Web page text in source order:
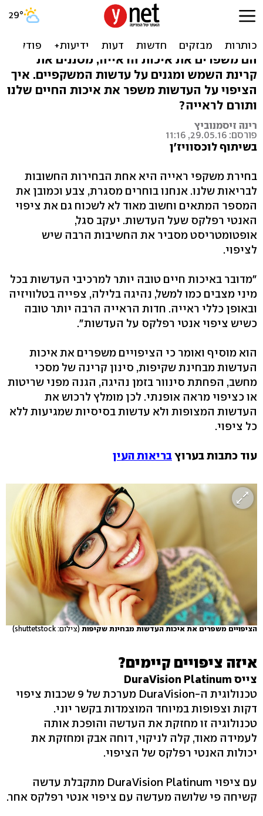
גם במשקפי ראייה: החשיבות
של ציפוי עדשות
הם משפרים את איכות הראייה, מסננים את
קרינת השמש ומגנים על עדשות המשקפיים. איך
הציפוי על העדשות משפר את איכות החיים שלנו
ותורם לראייה?
רינה זיסמנוביץ
פורסם: 29.05.16, 11:16
בשיתוף לוכסוויז'ן
בחירת משקפי ראייה היא אחת הבחירות החשובות
לבריאות שלנו. אנחנו בוחרים מסגרת, צבע וכמובן את
המספר המתאים וחשוב מאוד לא לשכוח גם את ציפוי
האנטי רפלקס שעל העדשות. יעקב סגל,
אופטומטריסט מסביר את החשיבות הרבה שיש
לציפוי.
"מדובר באיכות חיים טובה יותר למרכיבי העדשות בכל
מיני מצבים כמו למשל, נהיגה בלילה, צפייה בטלוויזיה
ובאופן כללי ראייה. חדות הראייה הרבה יותר טובה
כשיש ציפוי אנטי רפלקס על העדשות".
הוא מוסיף ואומר כי הציפויים משפרים את איכות
העדשות מבחינת שקיפות, סינון קרינה של מסכי
מחשב, הפחתת סינוור בזמן נהיגה, הגנה מפני שריטות
או כציפוי מראה אופנתי. לכן מומלץ לרכוש את
העדשות המצופות ולא עדשות בסיסיות שמגיעות ללא
כל ציפוי.
עוד כתבות בערוץבריאות העין
הציפויים משפרים את איכות העדשות מבחינת שקיפות (צילום: shuttetstock)
איזה ציפויים קיימים?
צייס DuraVision Platinum
טכנולוגית ה-DuraVision מערכת של 9 שכבות ציפוי
דקות וצפופות במיוחד המוצמדות בקשר יוני.
טכנולוגיה זו מחזקת את העדשה והופכת אותה
לעמידה מאוד, קלה לניקוי, דוחה אבק ומחזקת את
יכולות האנטי רפלקס של הציפוי.
עם ציפוי DuraVision Platinum מתקבלת עדשה
קשיחה פי שלושה מעדשה עם ציפוי אנטי רפלקס אחר.